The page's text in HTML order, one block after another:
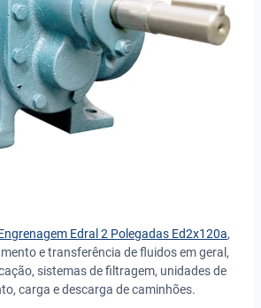
Edral 2 Polegadas Ed2x120a,
e transferência de fluidos em geral,
sistemas de filtragem, unidades de
carga e descarga de caminhões.